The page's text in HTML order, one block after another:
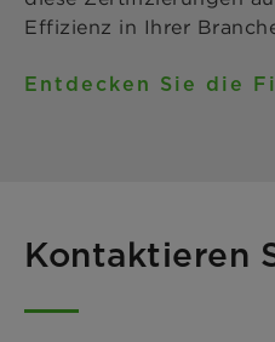
Effizienz in Ihrer
Entdecken Sie die
Kontaktieren